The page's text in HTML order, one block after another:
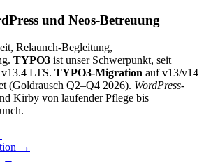
und Neos-Betreuung
Relaunch-Begleitung,
TYPO3 ist unser Schwerpunkt, seit
LTS. TYPO3-Migration auf v13/v14
(Goldrausch Q2–Q4 2026). WordPress-
Kirby von laufender Pflege bis
→
→